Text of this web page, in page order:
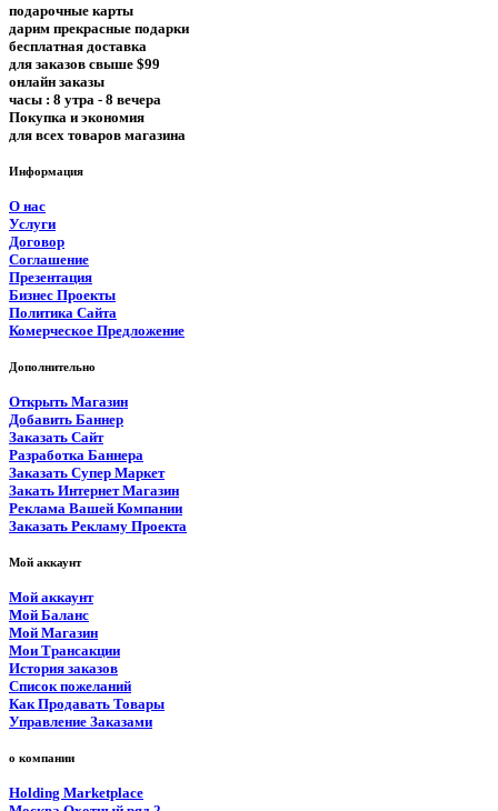
подарочные карты
дарим прекрасные подарки
бесплатная доставка
для заказов свыше $99
онлайн заказы
часы : 8 утра - 8 вечера
Покупка и экономия
для всех товаров магазина
Информация
О нас
Услуги
Договор
Соглашение
Презентация
Бизнес Проекты
Политика Сайта
Комерческое Предложение
Дополнительно
Открыть Магазин
Добавить Баннер
Заказать Сайт
Разработка Баннера
Заказать Супер Маркет
Закать Интернет Магазин
Реклама Вашей Компании
Заказать Рекламу Проекта
Мой аккаунт
Мой аккаунт
Мой Баланс
Мой Магазин
Мои Трансакции
История заказов
Список пожеланий
Как Продавать Товары
Управление Заказами
о компании
Holding Marketplace